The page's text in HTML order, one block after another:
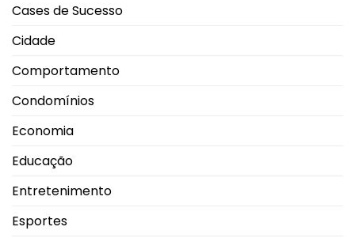
Cases de Sucesso
Cidade
Comportamento
Condomínios
Economia
Educação
Entretenimento
Esportes